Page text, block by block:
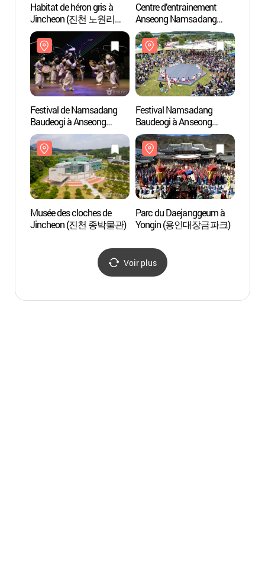
Habitat de héron gris à
Jincheon (진천 노원리
왜가리 번식지)
Centre d’entrainement
Anseong Namsadang
(남사당 전수관)
Festival de Namsadang
Baudeogi à Anseong
(안성마춤 남사당놀이
토요상설공연)
Festival Namsadang
Baudeogi à Anseong
([문화관광축제] 안성맞춤
남사당 바우덕이축제
2020)
Musée des cloches de
Jincheon (진천 종박물관)
Parc du Daejanggeum à
Yongin (용인대장금파크)
Voir plus